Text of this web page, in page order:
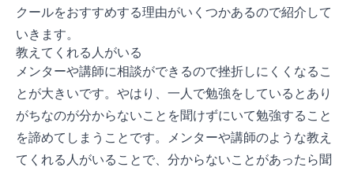
クールをおすすめする理由がいくつかあるので紹介して
いきます。
教えてくれる人がいる
メンターや講師に相談ができるので挫折しにくくなるこ
とが大きいです。やはり、一人で勉強をしているとあり
がちなのが分からないことを聞けずにいて勉強すること
を諦めてしまうことです。メンターや講師のような教え
てくれる人がいることで、分からないことがあったら聞